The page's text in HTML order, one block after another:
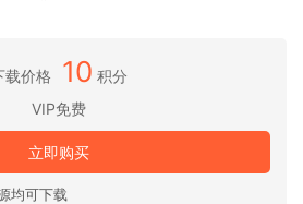
载价格 10 积分
VIP免费
立即购买
均可下载